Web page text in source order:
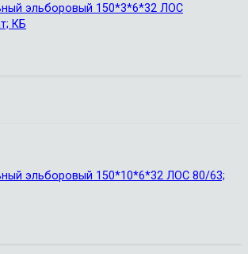
эльборовый 150*3*6*32 ЛОС
КБ
эльборовый 150*10*6*32 ЛОС 80/63;